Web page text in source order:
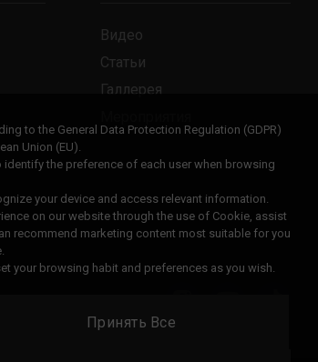
Видео
Статьи
Галлерея
to the General Data Protection Regulation (GDPR)
Union (EU).
the preference of each user when browsing
your device and access relevant information.
on our website through the use of Cookie, assist
recommend marketing content most suitable for you
your browsing habit and preferences as you wish.
Принять Все